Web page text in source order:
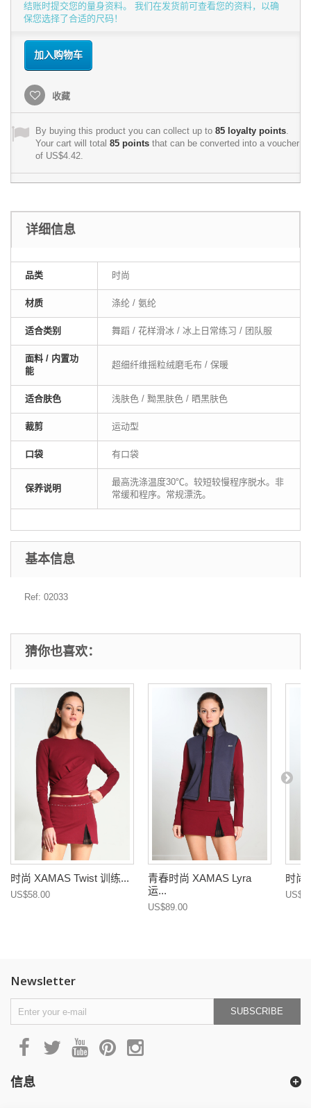
结账时提交您的量身资料。 我们在发货前可查看您的资料，以确
保您选择了合适的尺码！
加入购物车
收藏
By buying this product you can collect up to 85 loyalty points.
Your cart will total 85 points that can be converted into a voucher
of US$4.42.
详细信息
品类 时尚
材质 涤纶 / 氨纶
适合类别 舞蹈 / 花样滑冰 / 冰上日常练习 / 团队服
面料 / 内置功
能
超细纤维摇粒绒磨毛布 / 保暖
适合肤色 浅肤色 / 黝黑肤色 / 晒黑肤色
裁剪 运动型
口袋 有口袋
保养说明
最高洗涤温度30℃。较短较慢程序脱水。非
常缓和程序。常规漂洗。
基本信息
Ref: 02033
猜你也喜欢：
时尚 XAMAS Twist 训练...
US$58.00
青春时尚 XAMAS Lyra
运...
US$89.00
时尚
Newsletter
SUBSCRIBE
信息